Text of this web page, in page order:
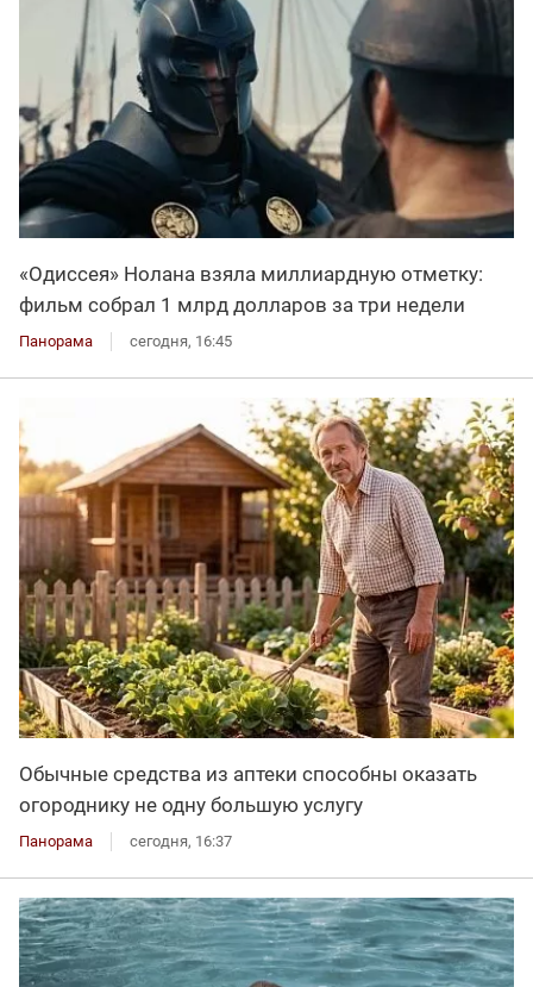
«Одиссея» Нолана взяла миллиардную отметку:
фильм собрал 1 млрд долларов за три недели
Панорама сегодня, 16:45
Обычные средства из аптеки способны оказать
огороднику не одну большую услугу
Панорама сегодня, 16:37